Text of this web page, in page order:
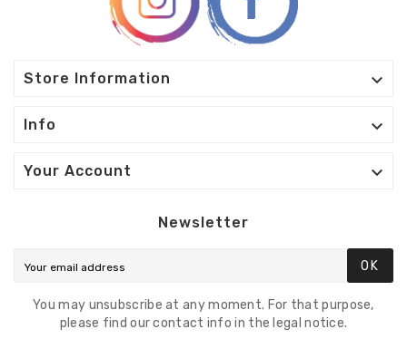
Store Information 
Info 
Your Account 
Newsletter
OK
You may unsubscribe at any moment. For that purpose,
please find our contact info in the legal notice.